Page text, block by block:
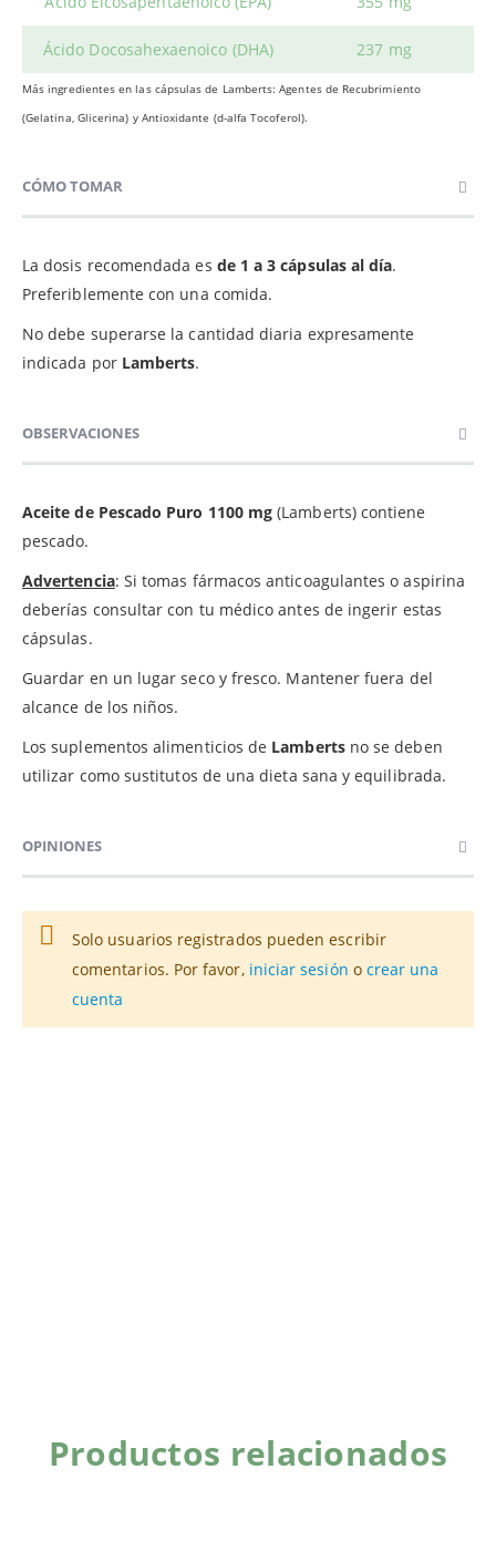
Ácido Docosahexaenoico (DHA) 237 mg
Más ingredientes en las cápsulas de Lamberts: Agentes de Recubrimiento
(Gelatina, Glicerina) y Antioxidante (d-alfa Tocoferol).
CÓMO TOMAR
La dosis recomendada es de 1 a 3 cápsulas al día.
Preferiblemente con una comida.
No debe superarse la cantidad diaria expresamente
indicada por Lamberts.
OBSERVACIONES
Aceite de Pescado Puro 1100 mg (Lamberts) contiene
pescado.
Advertencia: Si tomas fármacos anticoagulantes o aspirina
deberías consultar con tu médico antes de ingerir estas
cápsulas.
Guardar en un lugar seco y fresco. Mantener fuera del
alcance de los niños.
Los suplementos alimenticios de Lambertsno se deben
utilizar como sustitutos de una dieta sana y equilibrada.
OPINIONES
Solo usuarios registrados pueden escribir
comentarios. Por favor, iniciar sesión o crear una
cuenta
Productos relacionados